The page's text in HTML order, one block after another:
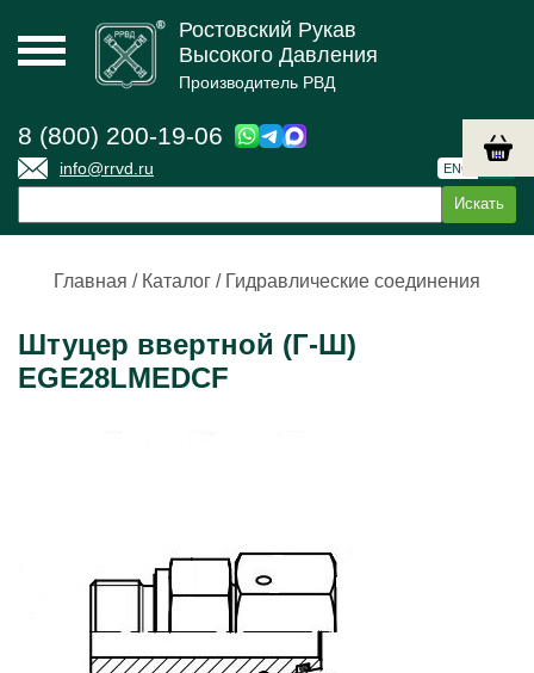
Ростовский Рукав
Высокого Давления
Производитель РВД
8 (800) 200-19-06
info@rrvd.ru ENG
Главная / Каталог / Гидравлические соединения
Штуцер ввертной (Г-Ш)
EGE28LMEDCF